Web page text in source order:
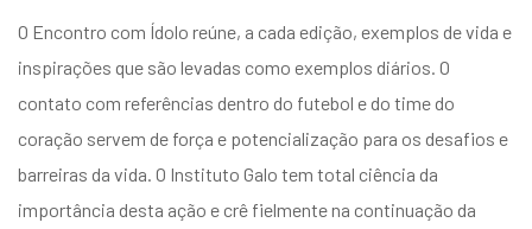
O Encontro com Ídolo reúne, a cada edição, exemplos de vida e
inspirações que são levadas como exemplos diários. O
contato com referências dentro do futebol e do time do
coração servem de força e potencialização para os desafios e
barreiras da vida. O Instituto Galo tem total ciência da
importância desta ação e crê fielmente na continuação da